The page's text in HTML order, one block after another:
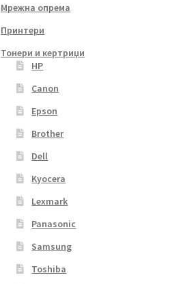
Мрежна опрема
Принтери
Тонери и кертриџи
HP
Canon
Epson
Brother
Dell
Kyocera
Lexmark
Panasonic
Samsung
Toshiba